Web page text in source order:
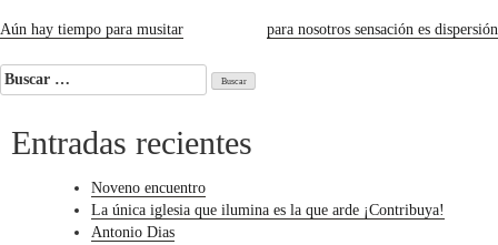
Navegación
de
Aún hay tiempo para musitar para nosotros sensación es dispersión
Buscar:
Entradas recientes
Noveno encuentro
La única iglesia que ilumina es la que arde ¡Contribuya!
Antonio Dias